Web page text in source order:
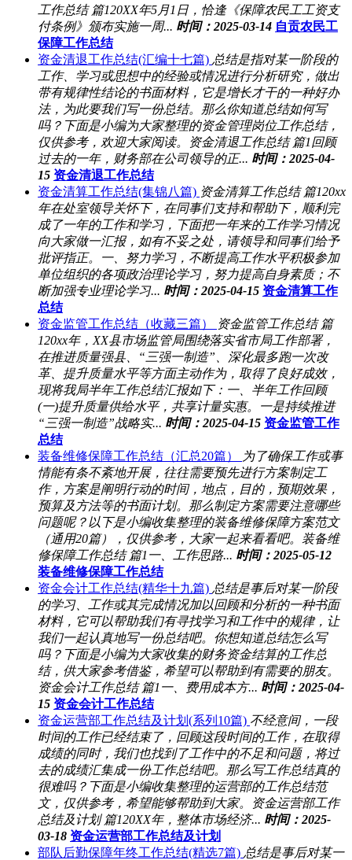
工作总结 篇120XX年5月1日，恰逢《保障农民工工资支
付条例》颁布实施一周... 时间：2025-03-14 自贡农民工
保障工作总结
资金清退工作总结(汇编十七篇) 总结是指对某一阶段的
工作、学习或思想中的经验或情况进行分析研究，做出
带有规律性结论的书面材料，它是增长才干的一种好办
法，为此要我们写一份总结。那么你知道总结如何写
吗？下面是小编为大家整理的资金管理岗位工作总结，
仅供参考，欢迎大家阅读。资金清退工作总结 篇1回顾
过去的一年，财务部在公司领导的正... 时间：2025-04-
15 资金清退工作总结
资金清算工作总结(集锦八篇) 资金清算工作总结 篇120xx
年在处室领导关怀下，在同事们支持和帮助下，顺利完
成了一年的工作和学习，下面把一年来的工作学习情况
向大家做一汇报，如有不妥之处，请领导和同事们给予
批评指正。一、努力学习，不断提高工作水平积极参加
单位组织的各项政治理论学习，努力提高自身素质；不
断加强专业理论学习... 时间：2025-04-15 资金清算工作
总结
资金监管工作总结（收藏三篇）
资金监管工作总结 篇
120xx年，XX县市场监管局围绕落实省市局工作部署，
在推进质量强县、“三强一制造”、深化最多跑一次改
革、提升质量水平等方面主动作为，取得了良好成效，
现将我局半年工作总结汇报如下：一、半年工作回顾
(一)提升质量供给水平，共享计量实惠。一是持续推进
“三强一制造”战略实... 时间：2025-04-15 资金监管工作
总结
装备维修保障工作总结（汇总20篇）
为了确保工作或事
情能有条不紊地开展，往往需要预先进行方案制定工
作，方案是阐明行动的时间，地点，目的，预期效果，
预算及方法等的书面计划。那么制定方案需要注意哪些
问题呢？以下是小编收集整理的装备维修保障方案范文
（通用20篇），仅供参考，大家一起来看看吧。装备维
修保障工作总结 篇1一、工作思路... 时间：2025-05-12
装备维修保障工作总结
资金会计工作总结(精华十九篇) 总结是事后对某一阶段
的学习、工作或其完成情况加以回顾和分析的一种书面
材料，它可以帮助我们有寻找学习和工作中的规律，让
我们一起认真地写一份总结吧。你想知道总结怎么写
吗？下面是小编为大家收集的财务资金结算的工作总
结，供大家参考借鉴，希望可以帮助到有需要的朋友。
资金会计工作总结 篇1一、费用成本方... 时间：2025-04-
15 资金会计工作总结
资金运营部工作总结及计划(系列10篇) 不经意间，一段
时间的工作已经结束了，回顾这段时间的工作，在取得
成绩的同时，我们也找到了工作中的不足和问题，将过
去的成绩汇集成一份工作总结吧。那么写工作总结真的
很难吗？下面是小编收集整理的运营部的工作总结范
文，仅供参考，希望能够帮助到大家。资金运营部工作
总结及计划 篇120XX年，整体市场经济... 时间：2025-
03-18 资金运营部工作总结及计划
部队后勤保障年终工作总结(精选7篇) 总结是事后对某一